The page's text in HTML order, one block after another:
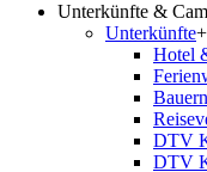
Unterkünfte &
Unterkünfte+
Hotel
DTV
DTV